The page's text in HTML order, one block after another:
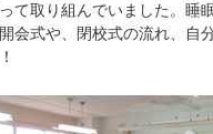
て取り組んでいました。
会式や、閉校式の流れ、自